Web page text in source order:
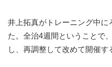
井上拓真がトレーニング中に
た。全治4週間ということで
し、再調整して改めて開催す